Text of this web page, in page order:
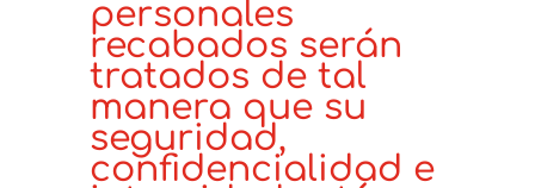
personales
recabados serán
tratados de tal
manera que su
seguridad,
confidencialidad e